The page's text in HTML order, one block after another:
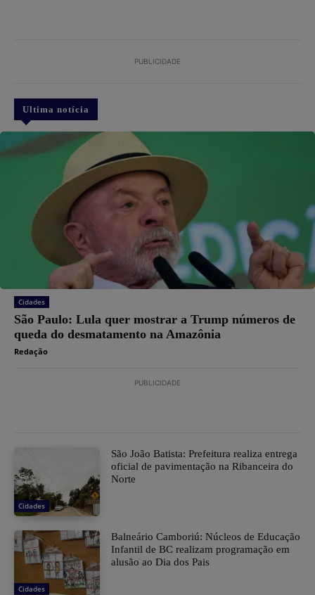
PUBLICIDADE
Ultima notícia
Cidades
São Paulo: Lula quer mostrar a Trump números de
queda do desmatamento na Amazônia
Redação
PUBLICIDADE
Cidades
São João Batista: Prefeitura realiza entrega
oficial de pavimentação na Ribanceira do
Norte
Cidades
Balneário Camboriú: Núcleos de Educação
Infantil de BC realizam programação em
alusão ao Dia dos Pais